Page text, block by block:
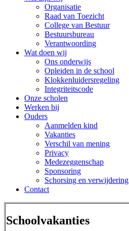
Organisatie
Raad van Toezicht
College van Bestuur
Bestuursbureau
Verantwoording
Wat doen wij
Ons onderwijs
Opleiden in de school
Klokkenluidersregeling
Integriteitscode
Onze scholen
Werken bij
Ouders
Aanmelden kind
Vakanties
Verschil van mening
Privacy
Medezeggenschap
Sponsoring
Schorsing en verwijdering
Contact
Schoolvakanties